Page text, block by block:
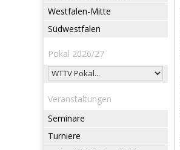
Westfalen-Mitte
Südwestfalen
Pokal 2026/27
Veranstaltungen
Seminare
Turniere